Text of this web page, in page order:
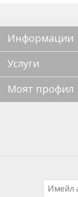
Информации
Услуги
Моят профил